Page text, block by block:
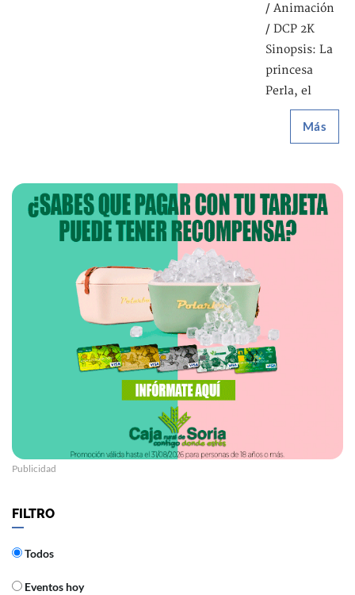
/ Animación
/ DCP 2K
Sinopsis: La
princesa
Perla, el
Más
Publicidad
FILTRO
Todos
Eventos hoy